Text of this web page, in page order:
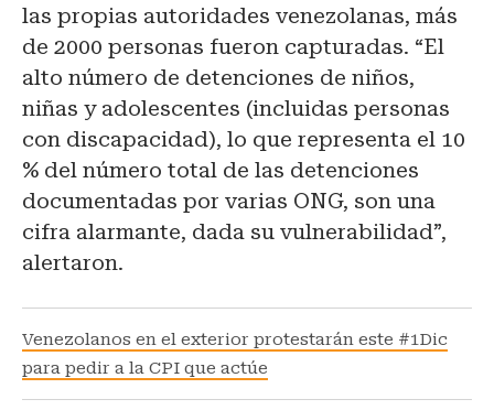
las propias autoridades venezolanas, más
de 2000 personas fueron capturadas. “El
alto número de detenciones de niños,
niñas y adolescentes (incluidas personas
con discapacidad), lo que representa el 10
% del número total de las detenciones
documentadas por varias ONG, son una
cifra alarmante, dada su vulnerabilidad”,
alertaron.
Venezolanos en el exterior protestarán este #1Dic
para pedir a la CPI que actúe